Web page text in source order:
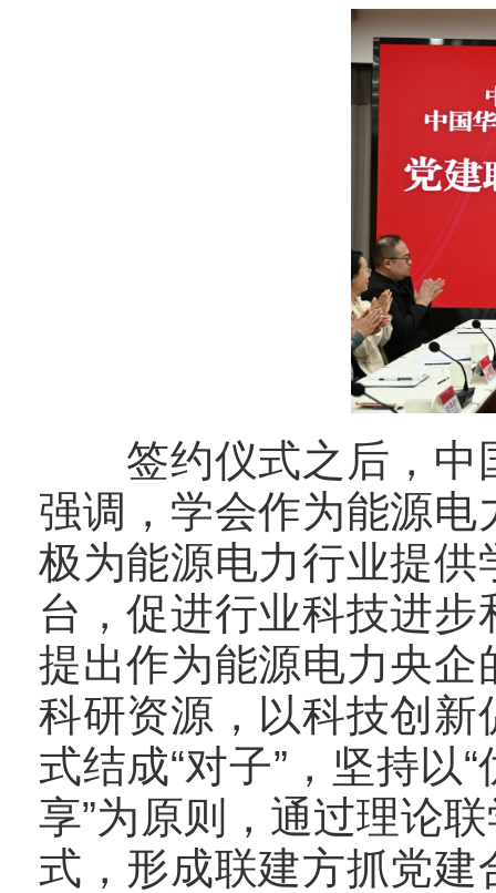
签约仪式之后，中
强调，学会作为能源
极为能源电力行业提
台，促进行业科技进
提出作为能源电力央
科研资源，以科技创
式结成“对子”，坚持以
享”为原则，通过理论
式，形成联建方抓党